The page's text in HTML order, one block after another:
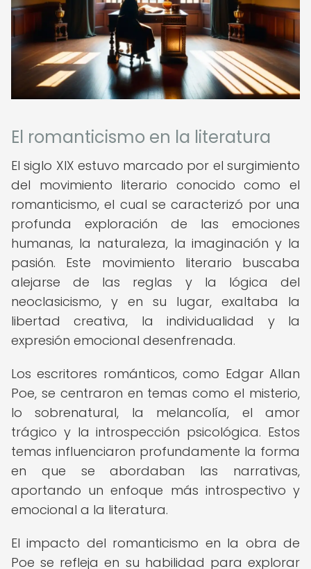
El romanticismo en la literatura
El siglo XIX estuvo marcado por el surgimiento
del movimiento literario conocido como el
romanticismo, el cual se caracterizó por una
profunda exploración de las emociones
humanas, la naturaleza, la imaginación y la
pasión. Este movimiento literario buscaba
alejarse de las reglas y la lógica del
neoclasicismo, y en su lugar, exaltaba la
libertad creativa, la individualidad y la
expresión emocional desenfrenada.
Los escritores románticos, como Edgar Allan
Poe, se centraron en temas como el misterio,
lo sobrenatural, la melancolía, el amor
trágico y la introspección psicológica. Estos
temas influenciaron profundamente la forma
en que se abordaban las narrativas,
aportando un enfoque más introspectivo y
emocional a la literatura.
El impacto del romanticismo en la obra de
Poe se refleja en su habilidad para explorar